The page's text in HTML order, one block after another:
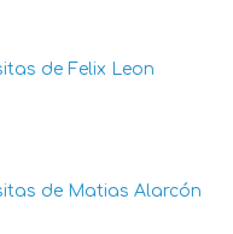
de Felix Leon
de Matias Alarcón